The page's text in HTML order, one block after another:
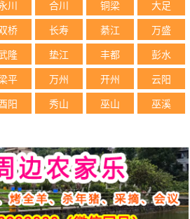
川 合川 铜梁 大足
桥 长寿 綦江 万盛
隆 垫江 丰都 彭水
平 万州 开州 云阳
阳 秀山 巫山 巫溪